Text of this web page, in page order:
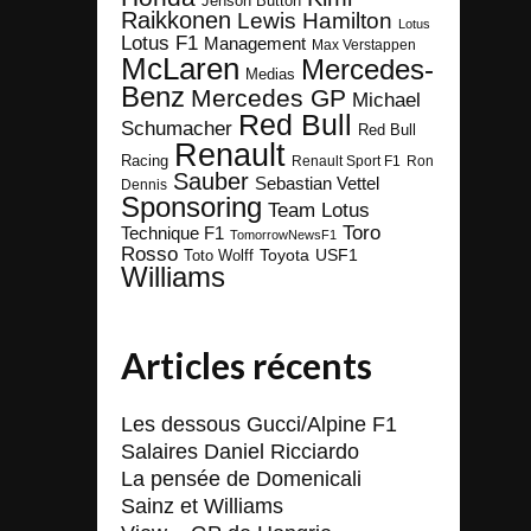
Raikkonen Lewis Hamilton Lotus
Lotus F1 Management Max Verstappen
McLaren Medias Mercedes-
Benz Mercedes GP Michael
Schumacher Red Bull
Red Bull
Racing Renault Renault Sport F1
Ron
Dennis Sauber Sebastian Vettel
Sponsoring Team Lotus
Technique F1 TomorrowNewsF1 Toro
Rosso Toto Wolff Toyota USF1
Williams
Articles récents
Les dessous Gucci/Alpine F1
Salaires Daniel Ricciardo
La pensée de Domenicali
Sainz et Williams